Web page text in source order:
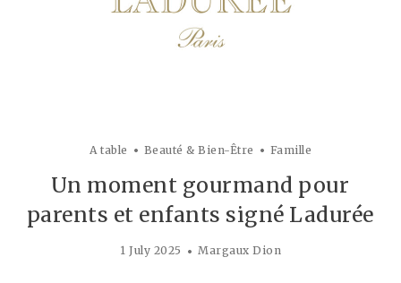
A table Beauté & Bien-Être Famille
Un moment gourmand pour
parents et enfants signé Ladurée
1 July 2025 Margaux Dion